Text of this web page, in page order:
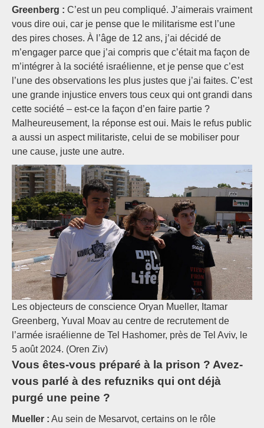
Greenberg : C’est un peu compliqué. J’aimerais vraiment
vous dire oui, car je pense que le militarisme est l’une
des pires choses. À l’âge de 12 ans, j’ai décidé de
m’engager parce que j’ai compris que c’était ma façon de
m’intégrer à la société israélienne, et je pense que c’est
l’une des observations les plus justes que j’ai faites. C’est
une grande injustice envers tous ceux qui ont grandi dans
cette société – est-ce la façon d’en faire partie ?
Malheureusement, la réponse est oui. Mais le refus public
a aussi un aspect militariste, celui de se mobiliser pour
une cause, juste une autre.
Les objecteurs de conscience Oryan Mueller, Itamar
Greenberg, Yuval Moav au centre de recrutement de
l’armée israélienne de Tel Hashomer, près de Tel Aviv, le
5 août 2024. (Oren Ziv)
Vous êtes-vous préparé à la prison ? Avez-
vous parlé à des refuzniks qui ont déjà
purgé une peine ?
Mueller : Au sein de Mesarvot, certains on le rôle